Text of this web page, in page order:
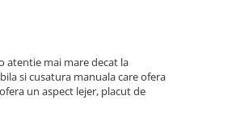
atentie mai mare decat la
si cusatura manuala care ofera
un aspect lejer, placut de